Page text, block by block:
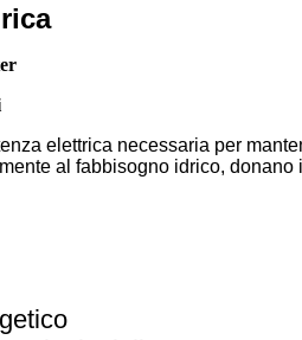
elettrica necessaria per
al fabbisogno idrico,